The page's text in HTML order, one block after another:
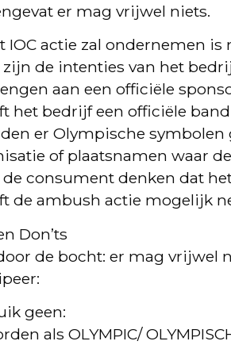
er mag vrijwel niets.
IOC actie zal ondernemen is
zijn de intenties van het
aan een officiële
het bedrijf een officiële
er Olympische symbolen
of plaatsnamen waar
de consument denken dat
de ambush actie mogelijk
Don’ts
de bocht: er mag vrijwel
geen:
als OLYMPIC/